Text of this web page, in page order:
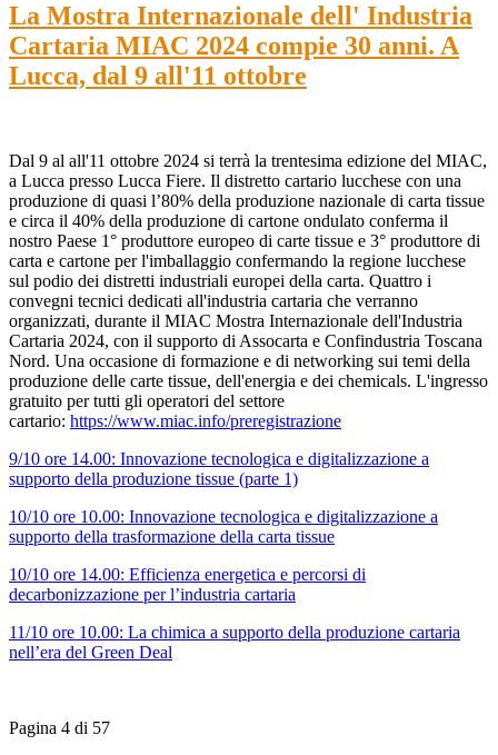
La Mostra Internazionale dell' Industria
Cartaria MIAC 2024 compie 30 anni. A
Lucca, dal 9 all'11 ottobre
Dal 9 al all'11 ottobre 2024 si terrà la trentesima edizione del MIAC,
a Lucca presso Lucca Fiere. Il distretto cartario lucchese con una
produzione di quasi l’80% della produzione nazionale di carta tissue
e circa il 40% della produzione di cartone ondulato conferma il
nostro Paese 1° produttore europeo di carte tissue e 3° produttore di
carta e cartone per l'imballaggio confermando la regione lucchese
sul podio dei distretti industriali europei della carta. Quattro i
convegni tecnici dedicati all'industria cartaria che verranno
organizzati, durante il MIAC Mostra Internazionale dell'Industria
Cartaria 2024, con il supporto di Assocarta e Confindustria Toscana
Nord. Una occasione di formazione e di networking sui temi della
produzione delle carte tissue, dell'energia e dei chemicals. L'ingresso
gratuito per tutti gli operatori del settore
cartario: https://www.miac.info/preregistrazione
9/10 ore 14.00: Innovazione tecnologica e digitalizzazione a
supporto della produzione tissue (parte 1)
10/10 ore 10.00: Innovazione tecnologica e digitalizzazione a
supporto della trasformazione della carta tissue
10/10 ore 14.00: Efficienza energetica e percorsi di
decarbonizzazione per l’industria cartaria
11/10 ore 10.00: La chimica a supporto della produzione cartaria
nell’era del Green Deal
Pagina 4 di 57